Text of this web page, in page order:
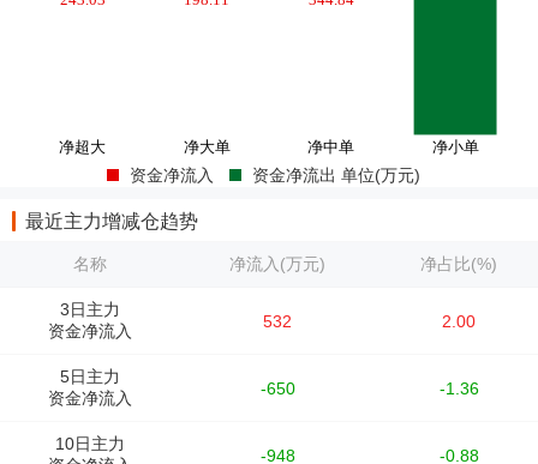
资金净流入 资金净流出 单位(万元)
最近主力增减仓趋势
名称 净流入(万元) 净占比(%)
3日主力
资金净流入
532 2.00
5日主力
资金净流入
-650 -1.36
10日主力
-948 -0.88